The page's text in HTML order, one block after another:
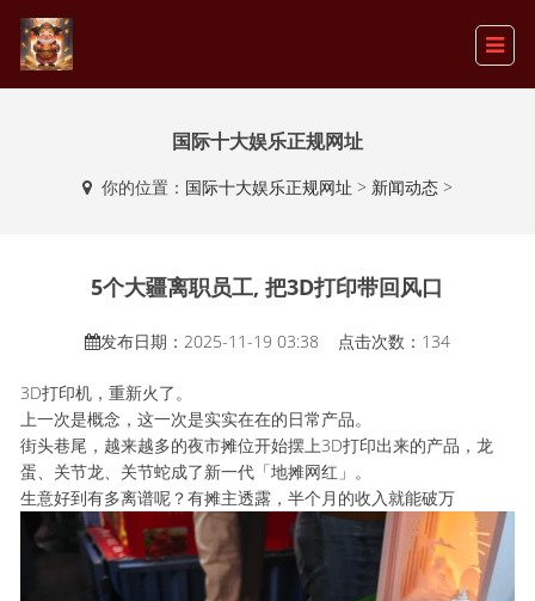
国际十大娱乐正规网址
你的位置： 国际十大娱乐正规网址 > 新闻动态>
5个大疆离职员工, 把3D打印带回风口
发布日期：2025-11-19 03:38 点击次数：134
3D打印机，重新火了。
上一次是概念，这一次是实实在在的日常产品。
街头巷尾，越来越多的夜市摊位开始摆上3D打印出来的产品，龙
蛋、关节龙、关节蛇成了新一代「地摊网红」。
生意好到有多离谱呢？有摊主透露，半个月的收入就能破万